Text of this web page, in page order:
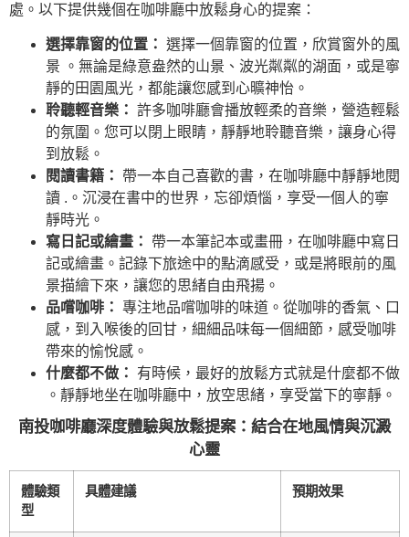
處。以下提供幾個在咖啡廳中放鬆身心的提案：
選擇靠窗的位置： 選擇一個靠窗的位置，欣賞窗外的風
景 。無論是綠意盎然的山景、波光粼粼的湖面，或是寧
靜的田園風光，都能讓您感到心曠神怡。
聆聽輕音樂： 許多咖啡廳會播放輕柔的音樂，營造輕鬆
的氛圍。您可以閉上眼睛，靜靜地聆聽音樂，讓身心得
到放鬆。
閱讀書籍：
帶一本自己喜歡的書，在咖啡廳中靜靜地閱
讀 .。沉浸在書中的世界，忘卻煩惱，享受一個人的寧
靜時光。
寫日記或繪畫：
帶一本筆記本或畫冊，在咖啡廳中寫日
記或繪畫。記錄下旅途中的點滴感受，或是將眼前的風
景描繪下來，讓您的思緒自由飛揚。
品嚐咖啡： 專注地品嚐咖啡的味道。從咖啡的香氣、口
感，到入喉後的回甘，細細品味每一個細節，感受咖啡
帶來的愉悅感。
什麼都不做：
有時候，最好的放鬆方式就是什麼都不做
。靜靜地坐在咖啡廳中，放空思緒，享受當下的寧靜。
南投咖啡廳深度體驗與放鬆提案：結合在地風情與沉澱
心靈
體驗類
型
具體建議 預期效果